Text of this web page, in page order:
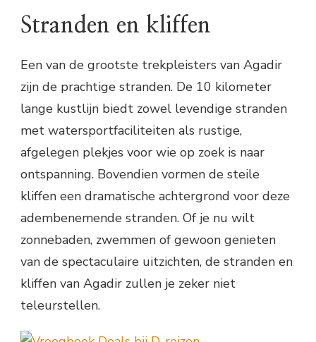
Stranden en kliffen
Een van de grootste trekpleisters van Agadir
zijn de prachtige stranden. De 10 kilometer
lange kustlijn biedt zowel levendige stranden
met watersportfaciliteiten als rustige,
afgelegen plekjes voor wie op zoek is naar
ontspanning. Bovendien vormen de steile
kliffen een dramatische achtergrond voor deze
adembenemende stranden. Of je nu wilt
zonnebaden, zwemmen of gewoon genieten
van de spectaculaire uitzichten, de stranden en
kliffen van Agadir zullen je zeker niet
teleurstellen.